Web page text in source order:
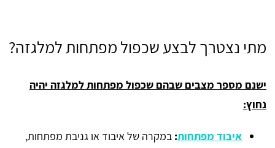
מתי נצטרך לבצע שכפול מפתחות למלגזה?
ישנם מספר מצבים שבהם שכפול מפתחות למלגזה יהיה
נחוץ:
איבוד מפתחות: במקרה של איבוד או גניבת מפתחות,